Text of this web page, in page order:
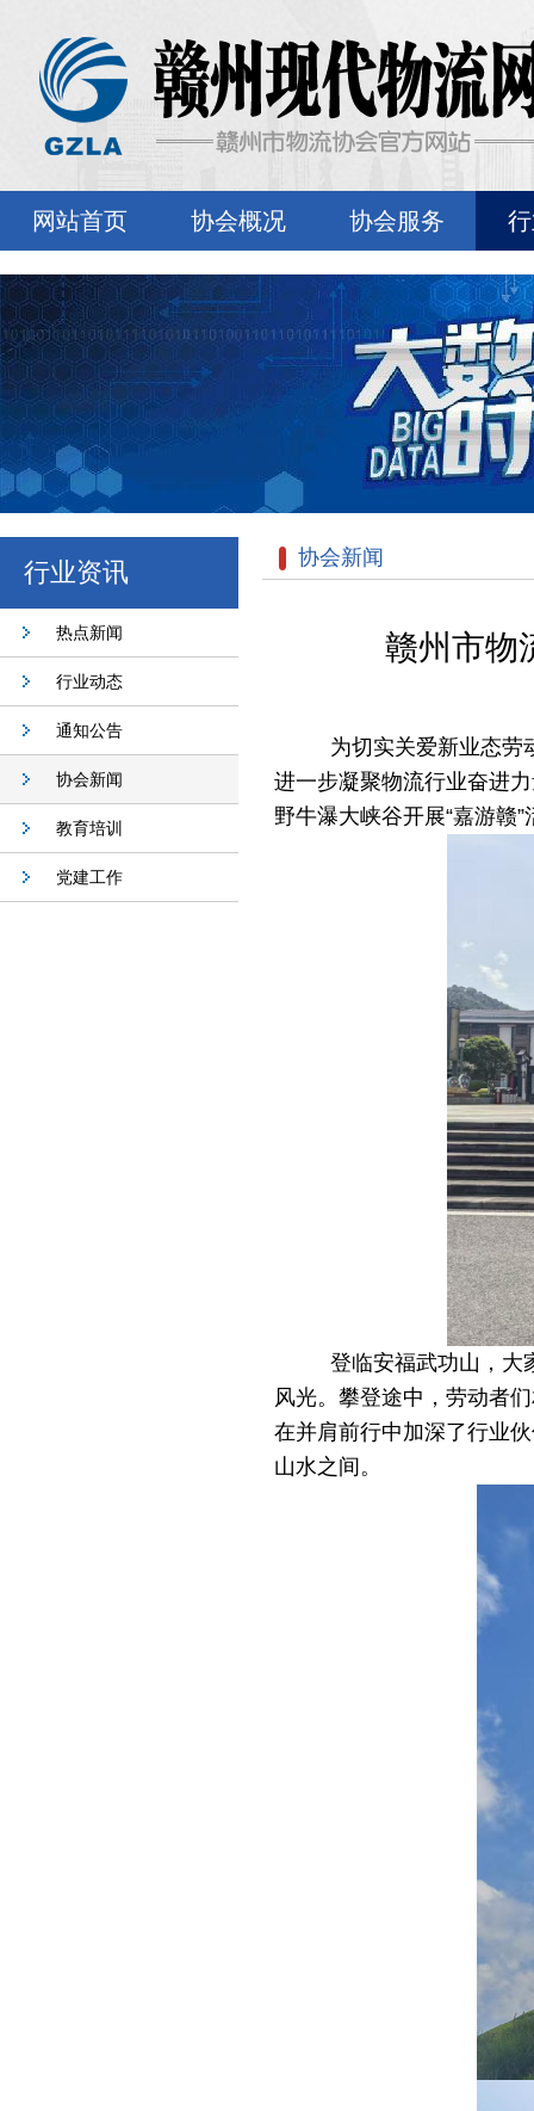
网站首页 协会概况 协会服务
行业资讯
热点新闻
行业动态
通知公告
协会新闻
教育培训
党建工作
协会新闻
赣州市物
为切实关爱新业态劳
进一步凝聚物流行业奋进
野牛瀑大峡谷开展“嘉游赣
登临安福武功山，大
风光。攀登途中，劳动者
在并肩前行中加深了行业
山水之间。